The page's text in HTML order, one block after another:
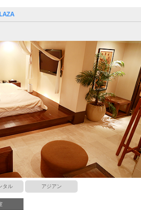
タル アジアン